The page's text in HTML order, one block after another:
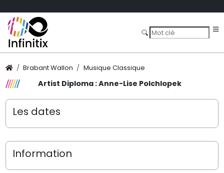
Brabant Wallon Musique Classique
Artist Diploma : Anne-Lise Polchlopek
Les dates
Information